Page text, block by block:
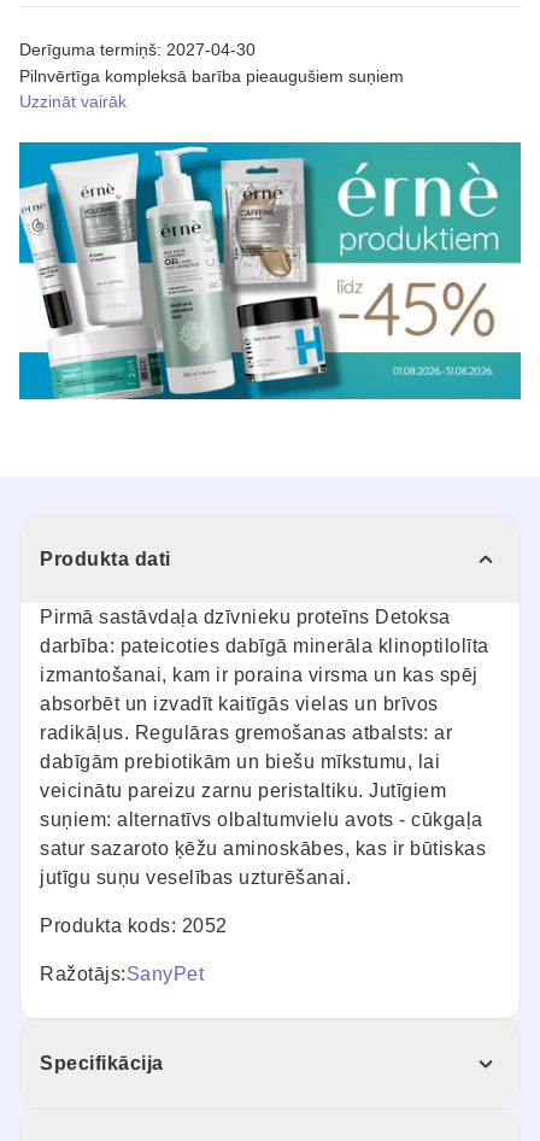
Derīguma termiņš: 2027-04-30
Pilnvērtīga kompleksā barība pieaugušiem suņiem
Uzzināt vairāk
Produkta dati
Pirmā sastāvdaļa dzīvnieku proteīns Detoksa
darbība: pateicoties dabīgā minerāla klinoptilolīta
izmantošanai, kam ir poraina virsma un kas spēj
absorbēt un izvadīt kaitīgās vielas un brīvos
radikāļus. Regulāras gremošanas atbalsts: ar
dabīgām prebiotikām un biešu mīkstumu, lai
veicinātu pareizu zarnu peristaltiku. Jutīgiem
suņiem: alternatīvs olbaltumvielu avots - cūkgaļa
satur sazaroto ķēžu aminoskābes, kas ir būtiskas
jutīgu suņu veselības uzturēšanai.
Produkta kods: 2052
Ražotājs:SanyPet
Specifikācija